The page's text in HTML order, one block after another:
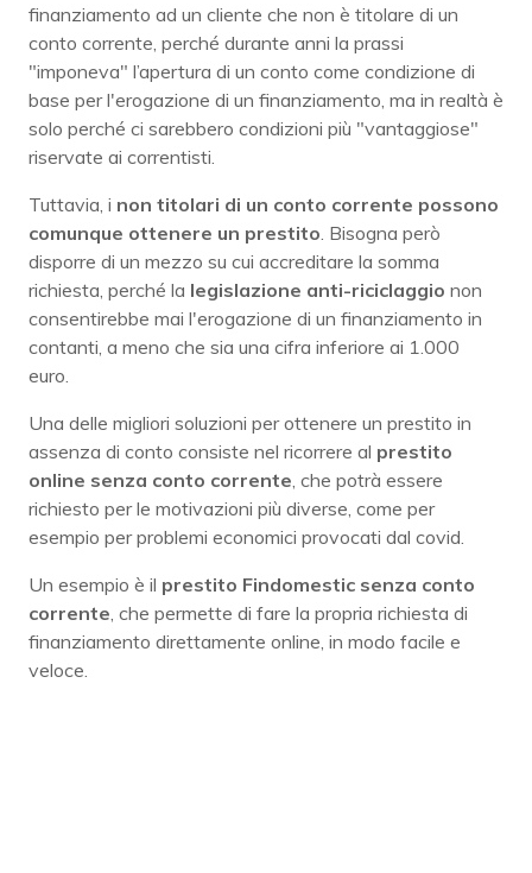
finanziamento ad un cliente che non è titolare di un
conto corrente, perché durante anni la prassi
"imponeva" l’apertura di un conto come condizione di
base per l'erogazione di un finanziamento, ma in realtà è
solo perché ci sarebbero condizioni più "vantaggiose"
riservate ai correntisti.
Tuttavia, i non titolari di un conto corrente possono
comunque ottenere un prestito . Bisogna però
disporre di un mezzo su cui accreditare la somma
richiesta, perché la legislazione anti-riciclaggio non
consentirebbe mai l'erogazione di un finanziamento in
contanti, a meno che sia una cifra inferiore ai 1.000
euro.
Una delle migliori soluzioni per ottenere un prestito in
assenza di conto consiste nel ricorrere al prestito
online senza conto corrente , che potrà essere
richiesto per le motivazioni più diverse, come per
esempio per problemi economici provocati dal covid.
Un esempio è il prestito Findomestic senza conto
corrente , che permette di fare la propria richiesta di
finanziamento direttamente online, in modo facile e
veloce.